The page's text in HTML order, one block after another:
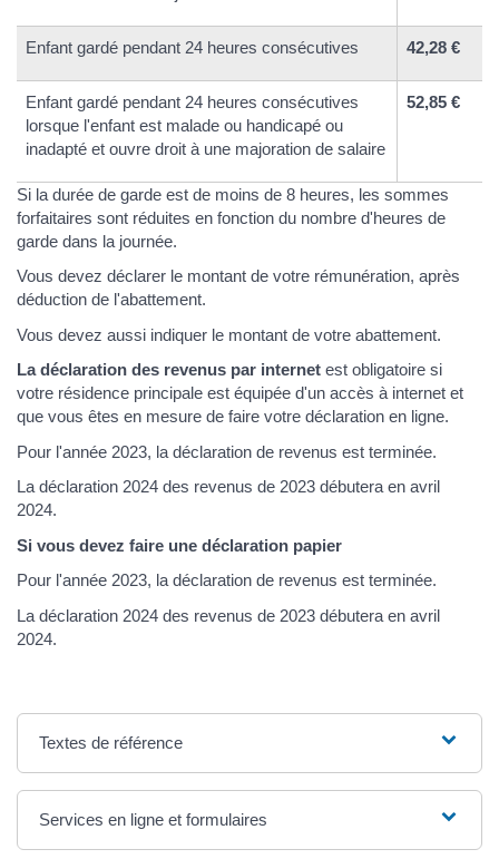
Enfant gardé pendant 24 heures consécutives 42,28 €
Enfant gardé pendant 24 heures consécutives
lorsque l'enfant est malade ou handicapé ou
inadapté et ouvre droit à une majoration de salaire
52,85 €
Si la durée de garde est de moins de 8 heures, les sommes
forfaitaires sont réduites en fonction du nombre d'heures de
garde dans la journée.
Vous devez déclarer le montant de votre rémunération, après
déduction de l'abattement.
Vous devez aussi indiquer le montant de votre abattement.
La déclaration des revenus par internet est obligatoire si
votre résidence principale est équipée d'un accès à internet et
que vous êtes en mesure de faire votre déclaration en ligne.
Pour l'année 2023, la déclaration de revenus est terminée.
La déclaration 2024 des revenus de 2023 débutera en avril
2024.
Si vous devez faire une déclaration papier
Pour l'année 2023, la déclaration de revenus est terminée.
La déclaration 2024 des revenus de 2023 débutera en avril
2024.
Textes de référence
Services en ligne et formulaires